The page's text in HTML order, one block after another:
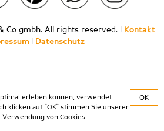
Co gmbh. All rights reserved. |
Kontakt
Datenschutz
erleben können, verwendet
klicken auf "OK" stimmen Sie unserer
Verwendung von Cookies
OK